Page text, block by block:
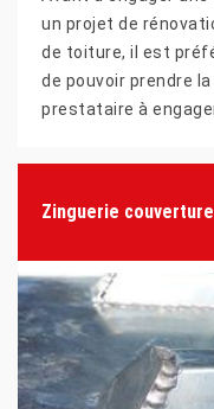
un projet de
de toiture, il est
de pouvoir prendre
prestataire à
Zinguerie couverture